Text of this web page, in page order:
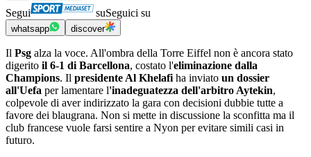
Segui suSeguici su
whatsapp discover
Il Psg alza la voce. All'ombra della Torre Eiffel non è ancora stato
digerito il 6-1 di Barcellona, costato l'eliminazione dalla
Champions. Il presidente Al Khelafi ha inviato un dossier
all'Uefa per lamentare l'inadeguatezza dell'arbitro Aytekin,
colpevole di aver indirizzato la gara con decisioni dubbie tutte a
favore dei blaugrana. Non si mette in discussione la sconfitta ma il
club francese vuole farsi sentire a Nyon per evitare simili casi in
futuro.